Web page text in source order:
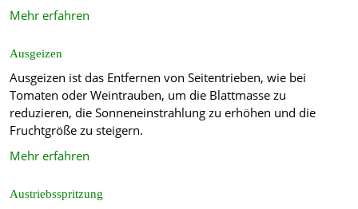
Mehr erfahren
Ausgeizen
Ausgeizen ist das Entfernen von Seitentrieben, wie bei
Tomaten oder Weintrauben, um die Blattmasse zu
reduzieren, die Sonneneinstrahlung zu erhöhen und die
Fruchtgröße zu steigern.
Mehr erfahren
Austriebsspritzung